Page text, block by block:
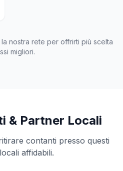
nostra rete per offrirti più scelta
migliori.
& Partner Locali
contanti presso questi
affidabili.